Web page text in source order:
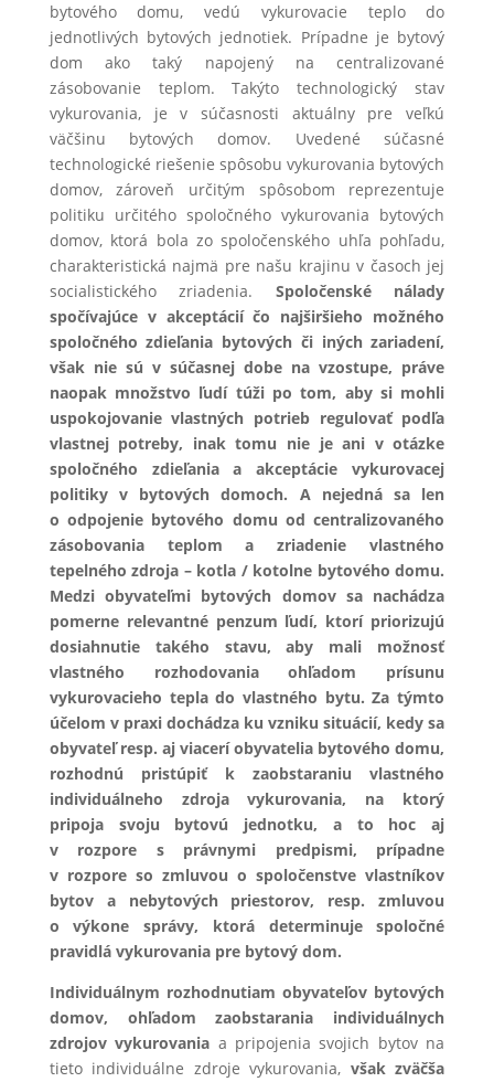
bytového domu, vedú vykurovacie teplo do
jednotlivých bytových jednotiek. Prípadne je bytový
dom ako taký napojený na centralizované
zásobovanie teplom. Takýto technologický stav
vykurovania, je v súčasnosti aktuálny pre veľkú
väčšinu bytových domov. Uvedené súčasné
technologické riešenie spôsobu vykurovania bytových
domov, zároveň určitým spôsobom reprezentuje
politiku určitého spoločného vykurovania bytových
domov, ktorá bola zo spoločenského uhľa pohľadu,
charakteristická najmä pre našu krajinu v časoch jej
socialistického zriadenia. Spoločenské nálady
spočívajúce v akceptácií čo najširšieho možného
spoločného zdieľania bytových či iných zariadení,
však nie sú v súčasnej dobe na vzostupe, práve
naopak množstvo ľudí túži po tom, aby si mohli
uspokojovanie vlastných potrieb regulovať podľa
vlastnej potreby, inak tomu nie je ani v otázke
spoločného zdieľania a akceptácie vykurovacej
politiky v bytových domoch. A nejedná sa len
o odpojenie bytového domu od centralizovaného
zásobovania teplom a zriadenie vlastného
tepelného zdroja – kotla / kotolne bytového domu.
Medzi obyvateľmi bytových domov sa nachádza
pomerne relevantné penzum ľudí, ktorí priorizujú
dosiahnutie takého stavu, aby mali možnosť
vlastného rozhodovania ohľadom prísunu
vykurovacieho tepla do vlastného bytu. Za týmto
účelom v praxi dochádza ku vzniku situácií, kedy sa
obyvateľ resp. aj viacerí obyvatelia bytového domu,
rozhodnú pristúpiť k zaobstaraniu vlastného
individuálneho zdroja vykurovania, na ktorý
pripoja svoju bytovú jednotku, a to hoc aj
v rozpore s právnymi predpismi, prípadne
v rozpore so zmluvou o spoločenstve vlastníkov
bytov a nebytových priestorov, resp. zmluvou
o výkone správy, ktorá determinuje spoločné
pravidlá vykurovania pre bytový dom.
Individuálnym rozhodnutiam obyvateľov bytových
domov, ohľadom zaobstarania individuálnych
zdrojov vykurovania a pripojenia svojich bytov na
tieto individuálne zdroje vykurovania, však zväčša